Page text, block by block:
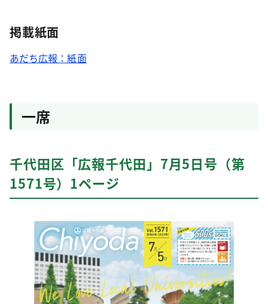
掲載紙面
あだち広報：紙面
一席
千代田区「広報千代田」7月5日号（第
1571号）1ページ